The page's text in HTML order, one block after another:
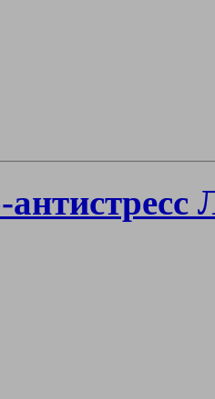
антистресс